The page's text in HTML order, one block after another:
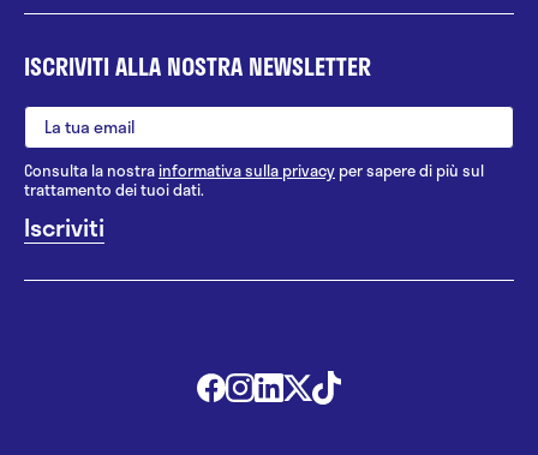
ISCRIVITI ALLA NOSTRA NEWSLETTER
Consulta la nostrainformativa sulla privacy per sapere di più sul
trattamento dei tuoi dati.